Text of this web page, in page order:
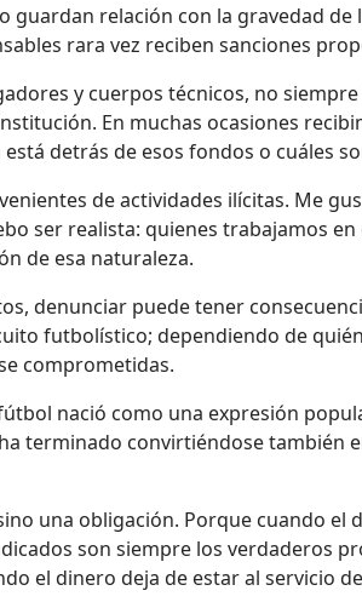
guardan relación con la gravedad
rara vez reciben sanciones
y cuerpos técnicos, no
En muchas ocasiones
detrás de esos fondos o cuáles
de actividades ilícitas. Me
ser realista: quienes trabajamos
de esa naturaleza.
denunciar puede tener
futbolístico; dependiendo de
comprometidas.
nació como una expresión
terminado convirtiéndose también
una obligación. Porque cuando el
son siempre los verdaderos
el dinero deja de estar al servicio